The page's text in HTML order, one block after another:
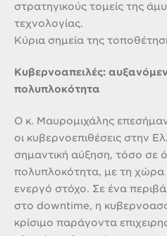
στρατηγικούς τομείς της
τεχνολογίας.
Κύρια σημεία της
Κυβερνοαπειλές:
πολυπλοκότητα
Ο κ. Μαυρομιχάλης
οι κυβερνοεπιθέσεις στην
σημαντική αύξηση, τόσο σε
πολυπλοκότητα, με τη χώρα
ενεργό στόχο. Σε ένα
στο downtime, η
κρίσιμο παράγοντα